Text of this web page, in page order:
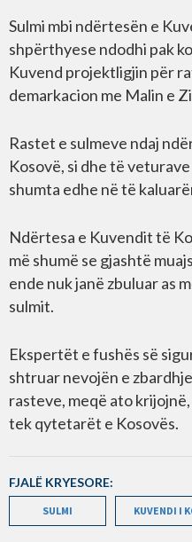
Sulmi mbi ndërtesën e
shpërthyese ndodhi pak
Kuvend projektligjin për
demarkacion me Malin e
Rastet e sulmeve ndaj
Kosovë, si dhe të
shumta edhe në të
Ndërtesa e Kuvendit të
më shumë se gjashtë
ende nuk janë zbuluar as
sulmit.
Ekspertët e fushës së
shtruar nevojën e
rasteve, meqë ato
tek qytetarët e Kosovës.
FJALË KRYESORE:
SULMI KUVENDI I